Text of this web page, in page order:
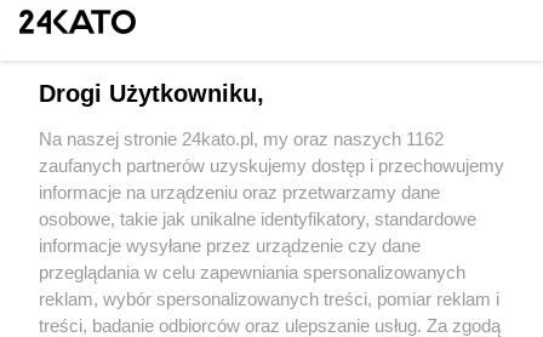
Wydawca mediów lokalnych
Nie zapomnij
Drogi Użytkowniku,
Na naszej stronie 24kato.pl, my oraz naszych 1162
zaufanych partnerów uzyskujemy dostęp i przechowujemy
informacje na urządzeniu oraz przetwarzamy dane
osobowe, takie jak unikalne identyfikatory, standardowe
informacje wysyłane przez urządzenie czy dane
przeglądania w celu zapewniania spersonalizowanych
reklam, wybór spersonalizowanych treści, pomiar reklam i
treści, badanie odbiorców oraz ulepszanie usług. Za zgodą